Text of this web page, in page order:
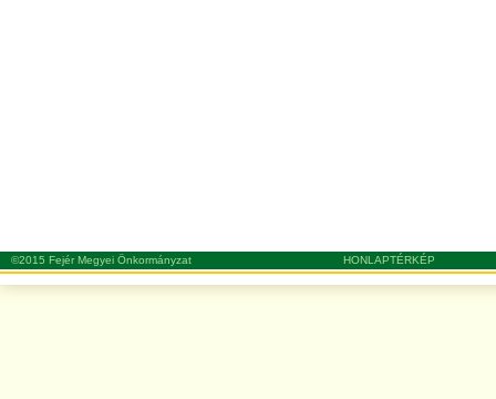
©2015 Fejér Megyei Önkormányzat HONLAPTÉRKÉP